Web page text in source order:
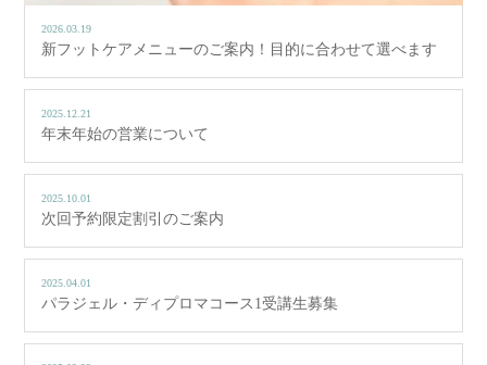
2026.03.19
新フットケアメニューのご案内！目的に合わせて選べます
2025.12.21
年末年始の営業について
2025.10.01
次回予約限定割引のご案内
2025.04.01
パラジェル・ディプロマコース1受講生募集